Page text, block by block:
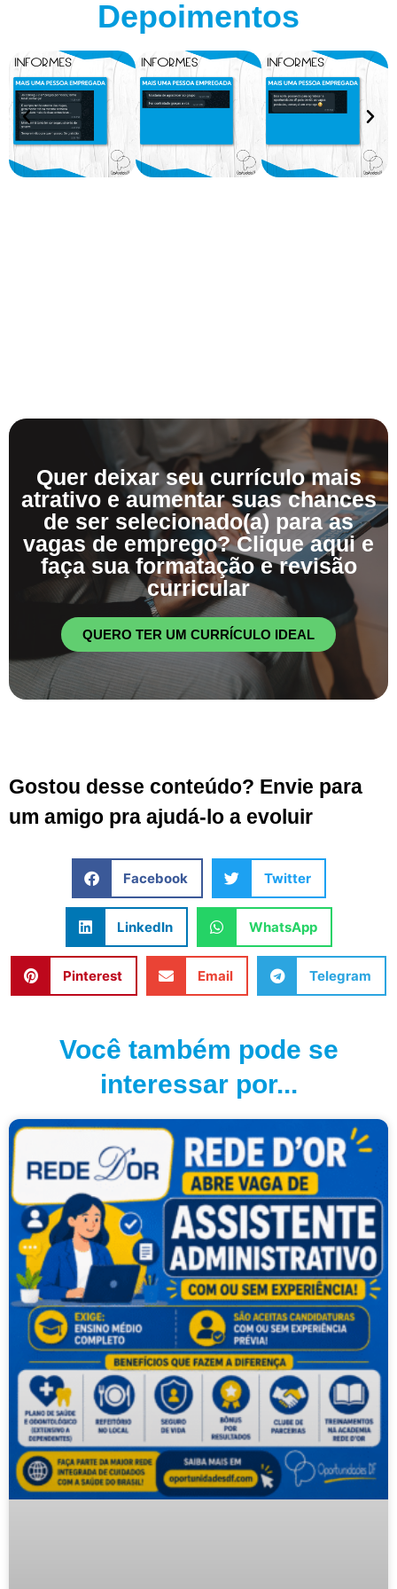
Depoimentos
Quer deixar seu currículo mais
atrativo e aumentar suas chances
de ser selecionado(a) para as
vagas de emprego? Clique aqui e
faça sua formatação e revisão
curricular
QUERO TER UM CURRÍCULO IDEAL
Gostou desse conteúdo? Envie para
um amigo pra ajudá-lo a evoluir
Facebook Twitter
LinkedIn WhatsApp
Pinterest Email Telegram
Você também pode se
interessar por...